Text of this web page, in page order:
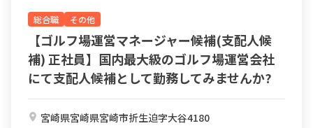
総合職 その他
【ゴルフ場運営マネージャー候補(支配人候
補) 正社員】国内最大級のゴルフ場運営会社
にて支配人候補として勤務してみませんか?
宮崎県宮崎県宮崎市折生迫字大谷4180